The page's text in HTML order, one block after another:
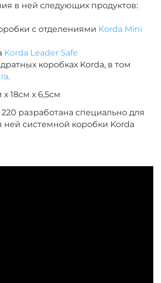
в ней следующих продуктов:
с отделениями Korda Mini
Korda Leader Safe
коробках Korda, в том
.
18см х 6,5см
разработана специально для
системной коробки Korda